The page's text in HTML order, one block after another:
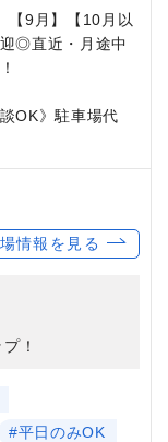
9月】【10月以
◎直近・月途中
談OK》駐車場代
情報を見る
！
#平日のみOK